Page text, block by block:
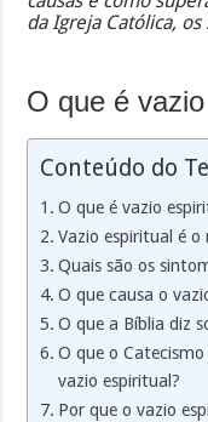
da Igreja Católica, os
O que é
Conteúdo do
O que é vazio
Vazio espiritual é o
Quais são os
O que causa o
O que a Bíblia diz
O que o
vazio espiritual?
Por que o vazio